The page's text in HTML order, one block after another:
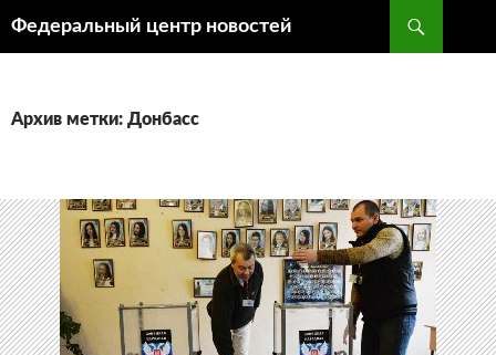
Федеральный центр новостей
Архив метки: Донбасс